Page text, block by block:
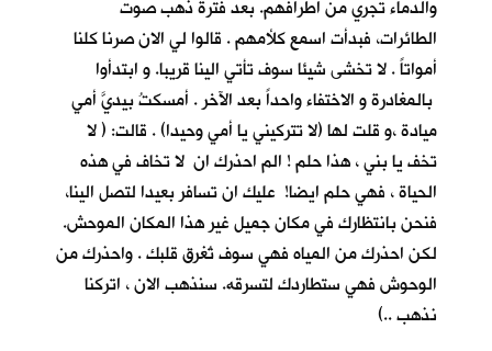
والدماء تجري من اطرافهم. بعد فترة ذهب صوت
الطائرات، فبدأت اسمع كلأمهم . قالوا لي الان صرنا كلنا
أمواتاً . لا تخشى شيئا سوف تأتي الينا قريبا. و ابتدأوا
بالمغادرة و الاختفاء واحداً بعد الآخر . أمسكتُ بيديَّ أمي
ميادة ،و قلت لها (لا تتركيني يا أمي وحيدا) . قالت: ( لا
تخف يا بني ، هذا حلم ! الم احذرك ان لا تخاف في هذه
الحياة ، فهي حلم ايضا! عليك ان تسافر بعيدا لتصل الينا،
فنحن بانتظارك في مكان جميل غير هذا المكان الموحش.
لكن احذرك من المياه فهي سوف تُغرق قلبك . واحذرك من
الوحوش فهي ستطاردك لتسرقه. سنذهب الان ، اتركنا
نذهب ..)